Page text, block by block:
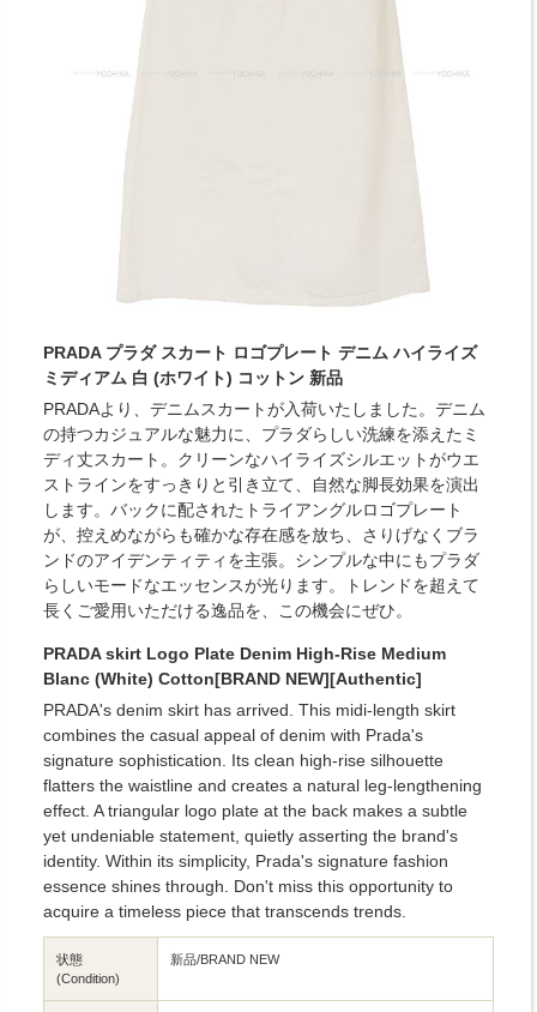
PRADA プラダ スカート ロゴプレート デニム ハイライズ
ミディアム 白 (ホワイト) コットン 新品
PRADAより、デニムスカートが入荷いたしました。デニム
の持つカジュアルな魅力に、プラダらしい洗練を添えたミ
ディ丈スカート。クリーンなハイライズシルエットがウエ
ストラインをすっきりと引き立て、自然な脚長効果を演出
します。バックに配されたトライアングルロゴプレート
が、控えめながらも確かな存在感を放ち、さりげなくブラ
ンドのアイデンティティを主張。シンプルな中にもプラダ
らしいモードなエッセンスが光ります。トレンドを超えて
長くご愛用いただける逸品を、この機会にぜひ。
PRADA skirt Logo Plate Denim High-Rise Medium
Blanc (White) Cotton[BRAND NEW][Authentic]
PRADA's denim skirt has arrived. This midi-length skirt
combines the casual appeal of denim with Prada's
signature sophistication. Its clean high-rise silhouette
flatters the waistline and creates a natural leg-lengthening
effect. A triangular logo plate at the back makes a subtle
yet undeniable statement, quietly asserting the brand's
identity. Within its simplicity, Prada's signature fashion
essence shines through. Don't miss this opportunity to
acquire a timeless piece that transcends trends.
状態
(Condition)
新品/BRAND NEW